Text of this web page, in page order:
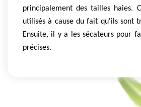
principalement des tailles haies.
utilisés à cause du fait qu'ils sont
Ensuite, il y a les sécateurs pour
précises.